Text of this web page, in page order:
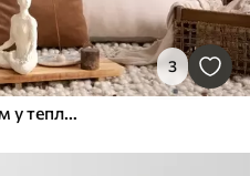
3
Осінній натюрморт з букетом у теплих помаранчевих і червоних тонах, яблуками, виноградом, книжками та керамічним посудом на темному тлі